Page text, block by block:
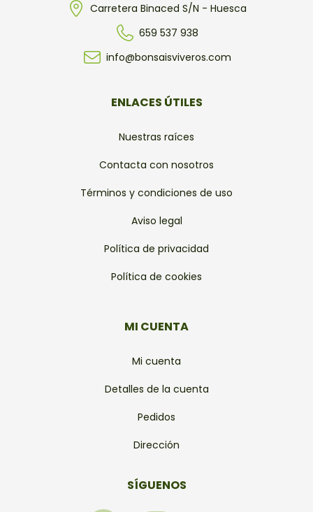
Carretera Binaced S/N - Huesca
659 537 938
info@bonsaisviveros.com
ENLACES ÚTILES
Nuestras raíces
Contacta con nosotros
Términos y condiciones de uso
Aviso legal
Política de privacidad
Política de cookies
MI CUENTA
Mi cuenta
Detalles de la cuenta
Pedidos
Dirección
SÍGUENOS